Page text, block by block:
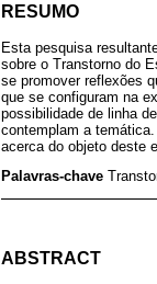
RESUMO
Esta pesquisa
sobre o Transtorno do
se promover reflexões
que se configuram na
possibilidade de linha
contemplam a
acerca do objeto deste
Palavras-chave
ABSTRACT